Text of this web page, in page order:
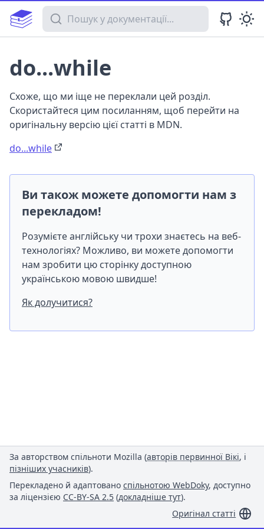
Пошук у документації
do...while
Схоже, що ми іще не переклали цей розділ.
Скористайтеся цим посиланням, щоб перейти на
оригінальну версію цієї статті в MDN.
do...while
Ви також можете допомогти нам з
перекладом!
Розумієте англійську чи трохи знаєтесь на веб-
технологіях? Можливо, ви можете допомогти
нам зробити цю сторінку доступною
українською мовою швидше!
Як долучитися?
За авторством спільноти Mozilla (авторів первинної Вікі, і
пізніших учасників).
Перекладено й адаптовано спільнотою WebDoky, доступно
за ліцензією CC-BY-SA 2.5 (докладніше тут).
Оригінал статті